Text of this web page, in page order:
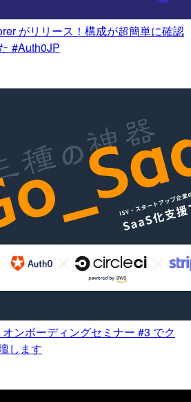
がリリース！構成が超簡単に確認
#Auth0JP
ンボーディングセミナー #3 でク
します